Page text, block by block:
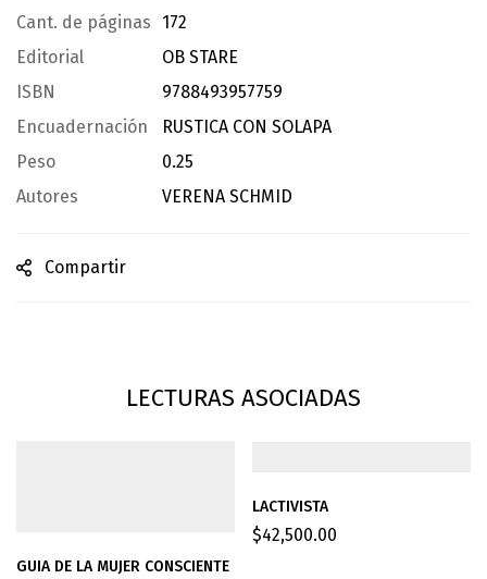
Cant. de páginas
172
Editorial
OB STARE
ISBN
9788493957759
Encuadernación
RUSTICA CON SOLAPA
Peso
0.25
Autores
VERENA SCHMID
Compartir
LECTURAS ASOCIADAS
GUIA DE LA MUJER CONSCIENTE
LACTIVISTA
$42,500.00